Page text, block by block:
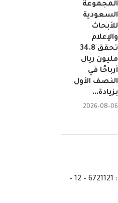
المجموعة
السعودية
للأبحاث
والإعلام
تحقق 34.8
مليون ريال
أرباحًا في
النصف الأول
بزيادة...
2026-08-06
ص.ب: 6351 جدة الرمز 21442 هاتف 6722269 – 12 – 00966 هاتف : 6721121 – 12 –